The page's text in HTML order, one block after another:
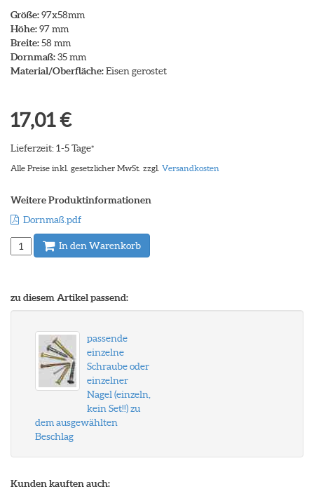
Größe:97x58mm
Höhe:97 mm
Breite:58 mm
Dornmaß:35 mm
Material/Oberfläche:Eisen gerostet
17,01 €
Lieferzeit: 1-5 Tage*
Alle Preise inkl. gesetzlicher MwSt. zzgl. Versandkosten
Weitere Produktinformationen
Dornmaß.pdf
In den Warenkorb
zu diesem Artikel passend:
passende
einzelne
Schraube oder
einzelner
Nagel (einzeln,
kein Set!!) zu
dem ausgewählten
Beschlag
Kunden kauften auch: